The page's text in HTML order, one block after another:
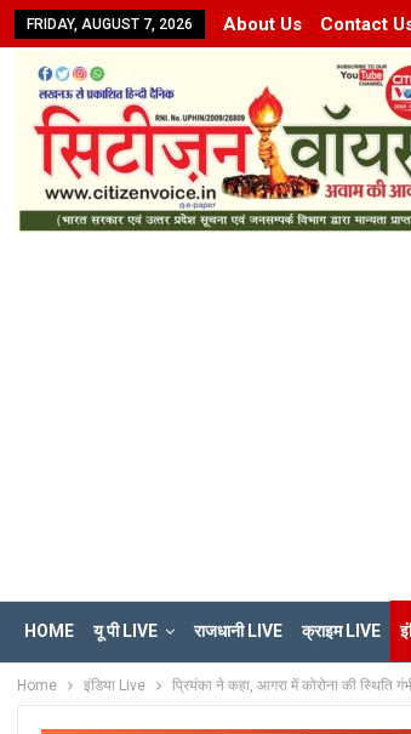
FRIDAY, AUGUST 7, 2026 About Us Contact
HOME यू पी LIVE राजधानी LIVE क्राइम LIVE
Home इंडिया Live प्रियंका ने कहा, आगरा में कोरोना की स्थिति